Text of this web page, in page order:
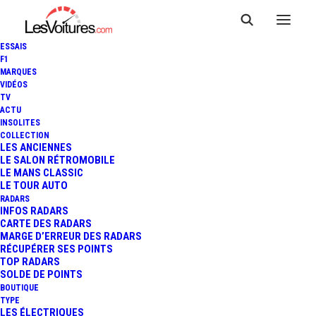
ESSAIS
F1
MARQUES
VIDÉOS
TV
ACTU
INSOLITES
COLLECTION
LES ANCIENNES
LE SALON RÉTROMOBILE
LE MANS CLASSIC
LE TOUR AUTO
RADARS
INFOS RADARS
CARTE DES RADARS
MARGE D’ERREUR DES RADARS
RÉCUPÉRER SES POINTS
TOP RADARS
SOLDE DE POINTS
BOUTIQUE
TYPE
LES ÉLECTRIQUES